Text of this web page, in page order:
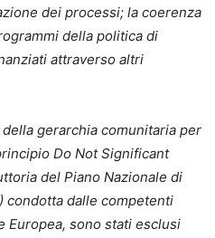
dei processi; la coerenza
della politica di
attraverso altri
gerarchia comunitaria per
Do Not Significant
del Piano Nazionale di
condotta dalle competenti
Europea, sono stati esclusi